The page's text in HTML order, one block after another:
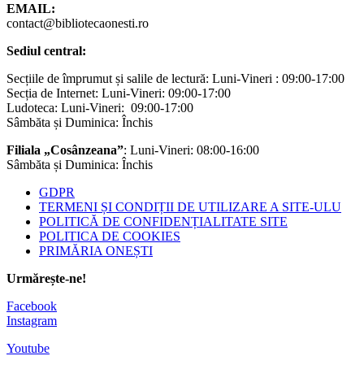
EMAIL:
contact@bibliotecaonesti.ro
Sediul central:
Secțiile de împrumut și salile de lectură: Luni-Vineri : 09:00-17:00
Secția de Internet: Luni-Vineri: 09:00-17:00
Ludoteca: Luni-Vineri: 09:00-17:00
Sâmbăta și Duminica: Închis
Filiala „Cosânzeana”: Luni-Vineri: 08:00-16:00
Sâmbăta și Duminica: Închis
GDPR
TERMENI ȘI CONDIȚII DE UTILIZARE A SITE-ULU
POLITICĂ DE CONFIDENȚIALITATE SITE
POLITICA DE COOKIES
PRIMĂRIA ONEȘTI
Urmărește-ne!
Facebook
Instagram
Youtube